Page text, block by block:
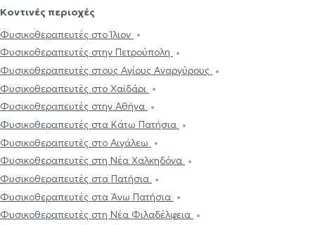
Κοντινές περιοχές
Φυσικοθεραπευτές στο Ίλιον
Φυσικοθεραπευτές στην Πετρούπολη
Φυσικοθεραπευτές στους Αγίους Αναργύρους
Φυσικοθεραπευτές στο Χαϊδάρι
Φυσικοθεραπευτές στην Αθήνα
Φυσικοθεραπευτές στα Κάτω Πατήσια
Φυσικοθεραπευτές στο Αιγάλεω
Φυσικοθεραπευτές στη Νέα Χαλκηδόνα
Φυσικοθεραπευτές στα Πατήσια
Φυσικοθεραπευτές στα Άνω Πατήσια
Φυσικοθεραπευτές στη Νέα Φιλαδέλφεια